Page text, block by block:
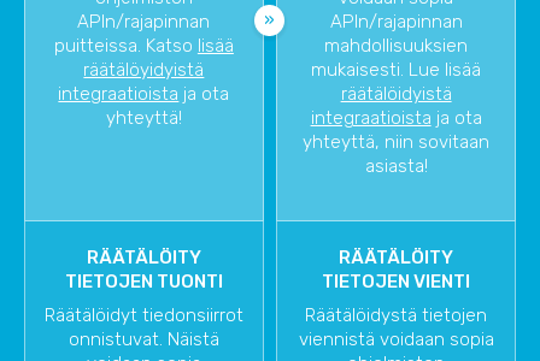
APIn/rajapinnan
puitteissa. Katso lisää
räätälöyidyistä
integraatioista ja ota
yhteyttä!
APIn/rajapinnan
mahdollisuuksien
mukaisesti. Lue lisää
räätälöidyistä
integraatioista ja ota
yhteyttä, niin sovitaan
asiasta!
RÄÄTÄLÖITY
TIETOJEN TUONTI
Räätälöidyt tiedonsiirrot
onnistuvat. Näistä
RÄÄTÄLÖITY
TIETOJEN VIENTI
Räätälöidystä tietojen
viennistä voidaan sopia